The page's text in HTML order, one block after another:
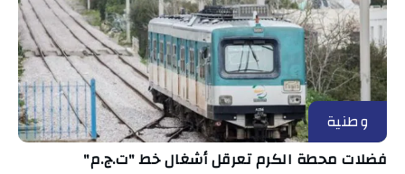
وطنية
فضلات محطة الكرم تعرقل أشغال خط "ت.ج.م"